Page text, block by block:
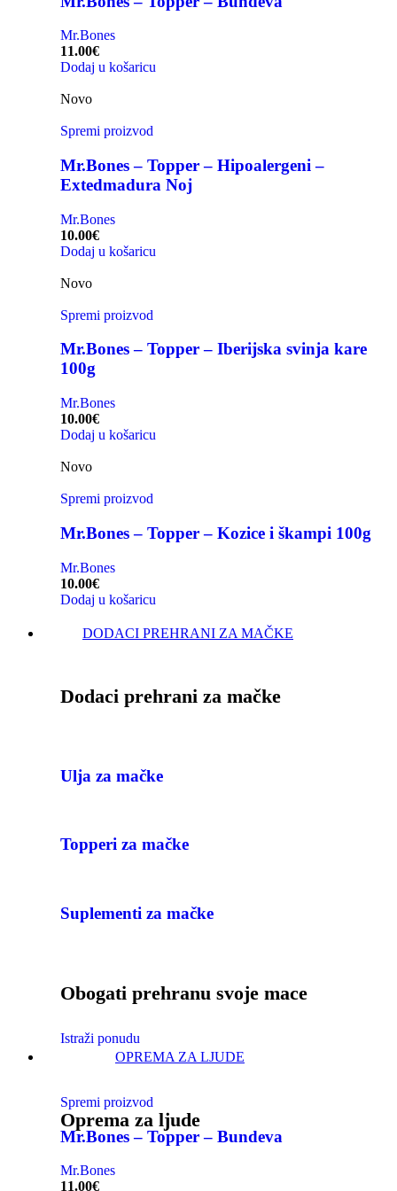
Mr.Bones
11.00€
Dodaj u košaricu
Novo
Spremi proizvod
Mr.Bones – Topper – Hipoalergeni –
Extedmadura Noj
Mr.Bones
10.00€
Dodaj u košaricu
Novo
Spremi proizvod
Mr.Bones – Topper – Iberijska svinja kare
100g
Mr.Bones
10.00€
Dodaj u košaricu
Novo
Spremi proizvod
Mr.Bones – Topper – Kozice i škampi 100g
Mr.Bones
10.00€
Dodaj u košaricu
DODACI PREHRANI ZA MAČKE
Dodaci prehrani za mačke
Ulja za mačke
Topperi za mačke
Suplementi za mačke
Obogati prehranu svoje mace
Istraži ponudu
Spremi proizvod
Mr.Bones – Topper – Bundeva
Mr.Bones
11.00€
OPREMA ZA LJUDE
Oprema za ljude